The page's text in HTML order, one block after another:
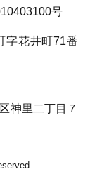
号
字花井町71番
神里二丁目７